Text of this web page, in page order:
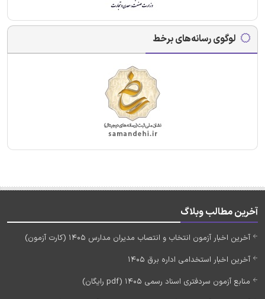
لوگوی رسانه‌های برخط
آخرین مطالب وبلاگ
آخرین اخبار آزمون انتخاب و انتصاب مدیران مدارس 1405 (کارت آزمون)
آخرین اخبار استخدامی اداره برق 1405
منابع آزمون سردفتری اسناد رسمی 1405 (pdf رایگان)